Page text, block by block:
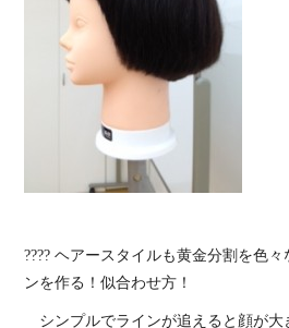
???? ヘアースタイルも黄金分割を色
ンを作る！似合わせ方！
シンプルでラインが追えると顔が大